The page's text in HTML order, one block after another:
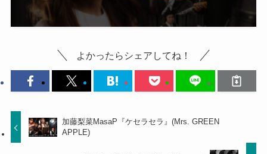
よかったらシェアしてね！
加藤梨菜MasaP『ケセラセラ』(Mrs. GREEN
APPLE)